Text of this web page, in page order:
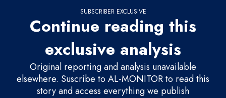
SUBSCRIBER EXCLUSIVE
Continue reading this
exclusive analysis
Original reporting and analysis unavailable
elsewhere. Suscribe to AL-MONITOR to read this
story and access everything we publish